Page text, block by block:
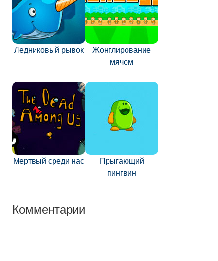
Ледниковый рывок
Жонглирование
мячом
Мертвый среди нас
Прыгающий
пингвин
Комментарии